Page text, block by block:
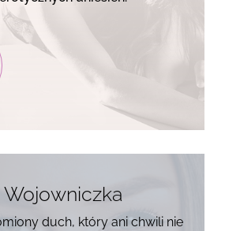
Wojowniczka
duch, który ani chwili nie